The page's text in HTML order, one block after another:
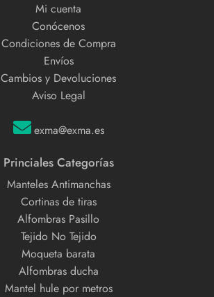
Mi cuenta
Conócenos
Condiciones de Compra
Envíos
Cambios y Devoluciones
Aviso Legal
exma@exma.es
Princiales Categorías
Manteles Antimanchas
Cortinas de tiras
Alfombras Pasillo
Tejido No Tejido
Moqueta barata
Alfombras ducha
Mantel hule por metros